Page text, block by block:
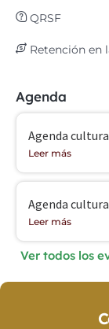
QRSF
Retención en
Agenda
Agenda
Leer más
Agenda
Leer más
Ver todos los